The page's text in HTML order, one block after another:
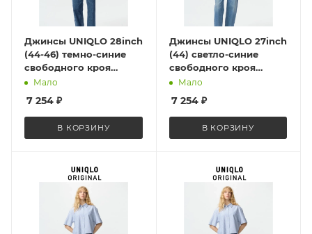
Джинсы UNIQLO 28inch
(44-46) темно-синие
свободного кроя
Baggy Jeans 483999 67
Мало
7 254 ₽
В КОРЗИНУ
Джинсы UNIQLO 27inch
(44) светло-синие
свободного кроя
Baggy Jeans 483999 65
Мало
7 254₽
В КОРЗИНУ